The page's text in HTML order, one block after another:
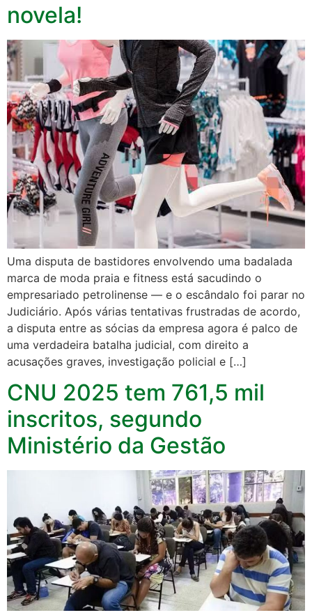
novela!
Uma disputa de bastidores envolvendo uma badalada
marca de moda praia e fitness está sacudindo o
empresariado petrolinense — e o escândalo foi parar no
Judiciário. Após várias tentativas frustradas de acordo,
a disputa entre as sócias da empresa agora é palco de
uma verdadeira batalha judicial, com direito a
acusações graves, investigação policial e […]
CNU 2025 tem 761,5 mil
inscritos, segundo
Ministério da Gestão